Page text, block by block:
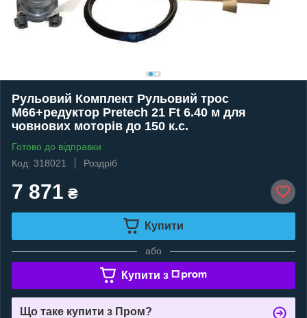
Рульовий Комплект Рульовий трос
М66+редуктор Pretech 21 Ft 6.40 м для
човнових моторів до 150 к.с.
Готово до відправки
Код: 318021
Роздріб
7 871 ₴
Купити
або
Купити з
Що таке купити з Пром?